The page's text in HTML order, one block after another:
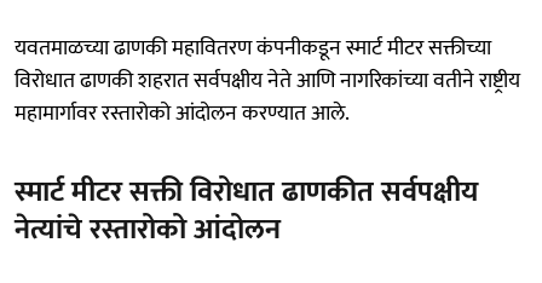
यवतमाळच्या ढाणकी महावितरण कंपनीकडून स्मार्ट मीटर सक्तीच्या
विरोधात ढाणकी शहरात सर्वपक्षीय नेते आणि नागरिकांच्या वतीने राष्ट्रीय
महामार्गावर रस्तारोको आंदोलन करण्यात आले.
स्मार्ट मीटर सक्ती विरोधात ढाणकीत सर्वपक्षीय
नेत्यांचे रस्तारोको आंदोलन